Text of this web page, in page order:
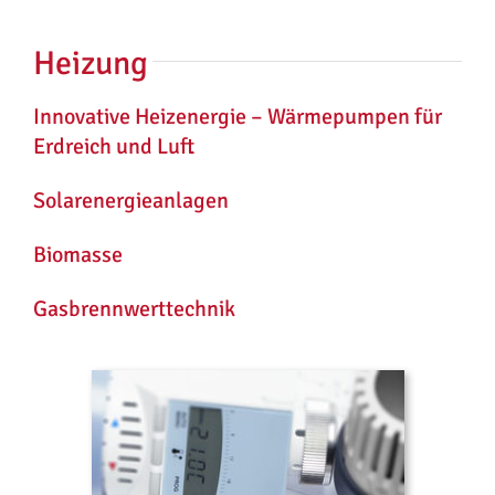
Heizung
Innovative Heizenergie – Wärmepumpen für
Erdreich und Luft
Solarenergieanlagen
Biomasse
Gasbrennwerttechnik